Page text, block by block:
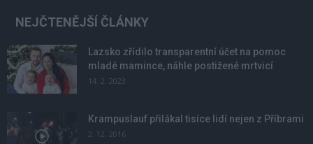
NEJČTENĚJŠÍ ČLÁNKY
Lazsko zřídilo transparentní účet na pomoc
mladé mamince, náhle postižené mrtvicí
14. 2. 2023
Krampuslauf přilákal tisíce lidí nejen z Příbrami
2. 12. 2016